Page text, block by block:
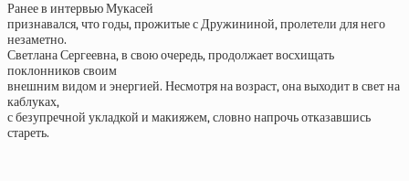
Ранее в интервью Мукасей
признавался, что годы, прожитые с Дружининой, пролетели для него
незаметно.
Светлана Сергеевна, в свою очередь, продолжает восхищать
поклонников своим
внешним видом и энергией. Несмотря на возраст, она выходит в свет на
каблуках,
с безупречной укладкой и макияжем, словно напрочь отказавшись
стареть.